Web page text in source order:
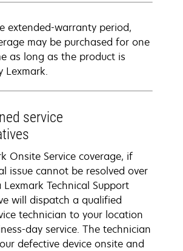
extended-warranty period,
may be purchased for one
as long as the product is
Lexmark.
service
Onsite Service coverage, if
issue cannot be resolved over
Technical Support
will dispatch a qualified
technician to your location
day service. The technician
defective device onsite and